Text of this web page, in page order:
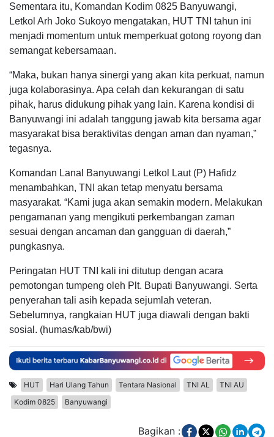
Sementara itu, Komandan Kodim 0825 Banyuwangi,
Letkol Arh Joko Sukoyo mengatakan, HUT TNI tahun ini
menjadi momentum untuk memperkuat gotong royong dan
semangat kebersamaan.
“Maka, bukan hanya sinergi yang akan kita perkuat, namun
juga kolaborasinya. Apa celah dan kekurangan di satu
pihak, harus didukung pihak yang lain. Karena kondisi di
Banyuwangi ini adalah tanggung jawab kita bersama agar
masyarakat bisa beraktivitas dengan aman dan nyaman,”
tegasnya.
Komandan Lanal Banyuwangi Letkol Laut (P) Hafidz
menambahkan, TNI akan tetap menyatu bersama
masyarakat. “Kami juga akan semakin modern. Melakukan
pengamanan yang mengikuti perkembangan zaman
sesuai dengan ancaman dan gangguan di daerah,”
pungkasnya.
Peringatan HUT TNI kali ini ditutup dengan acara
pemotongan tumpeng oleh Plt. Bupati Banyuwangi. Serta
penyerahan tali asih kepada sejumlah veteran.
Sebelumnya, rangkaian HUT juga diawali dengan bakti
sosial. (humas/kab/bwi)
HUT Hari Ulang Tahun Tentara Nasional TNI AL
TNI AU
Kodim 0825
Banyuwangi
Bagikan :